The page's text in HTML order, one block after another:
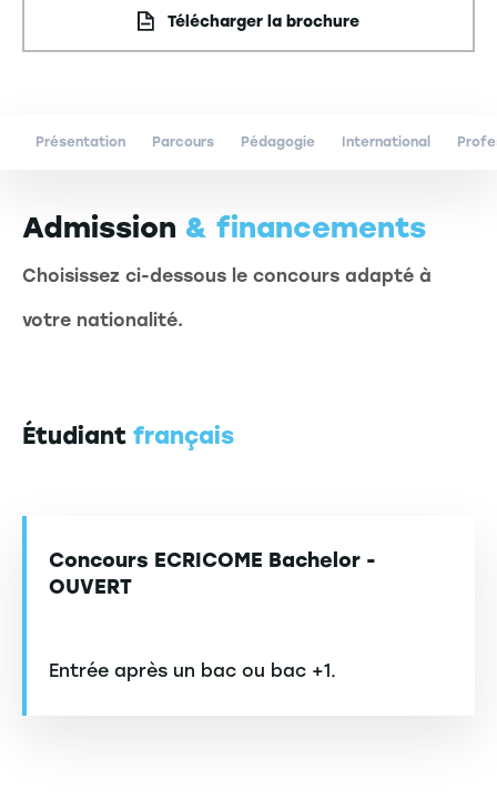
Télécharger la brochure
Présentation Parcours Pédagogie International
Admission & financements
Choisissez ci-dessous le concours adapté à
votre nationalité.
Étudiant français
Concours ECRICOME Bachelor -
OUVERT
Entrée après un bac ou bac +1.